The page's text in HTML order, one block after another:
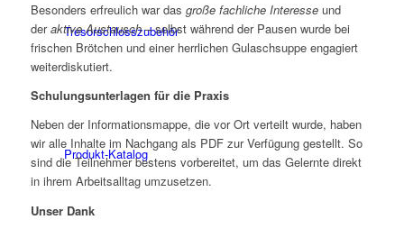
Tresorschlosszubehör
Produkt-Katalog
Besonders erfreulich war das große fachliche Interesseund
deraktive Austausch– selbst während der Pausen wurde bei
frischen Brötchen und einer herrlichen Gulaschsuppe engagiert
weiterdiskutiert.
Schulungsunterlagen für die Praxis
Neben der Informationsmappe, die vor Ort verteilt wurde, haben
wir alle Inhalte im Nachgang als PDF zur Verfügung gestellt. So
sind die Teilnehmer bestens vorbereitet, um das Gelernte direkt
in ihrem Arbeitsalltag umzusetzen.
Unser Dank